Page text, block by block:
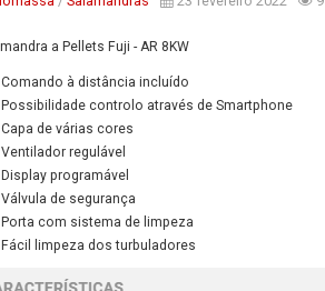
a Pellets Fuji - AR 8KW
Comando à distância incluído
Possibilidade controlo através deSmartphone
Capa de várias cores
Ventilador regulável
Display programável
Válvula de segurança
Porta com sistema de limpeza
Fácil limpeza dos turbuladores